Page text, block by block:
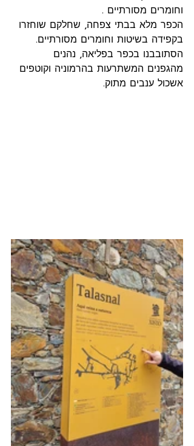
וחומרים מסורתיים .
הכפר מלא בבתי צפחה, שחלקם שוחזרו
בקפידה בשיטות וחומרים מסורתיים.
הסתובבנו בכפר בפליאה, נהנים
מהגפנים המשתרעות בהרמוניה וקוטפים
אשכול ענבים מתוק.